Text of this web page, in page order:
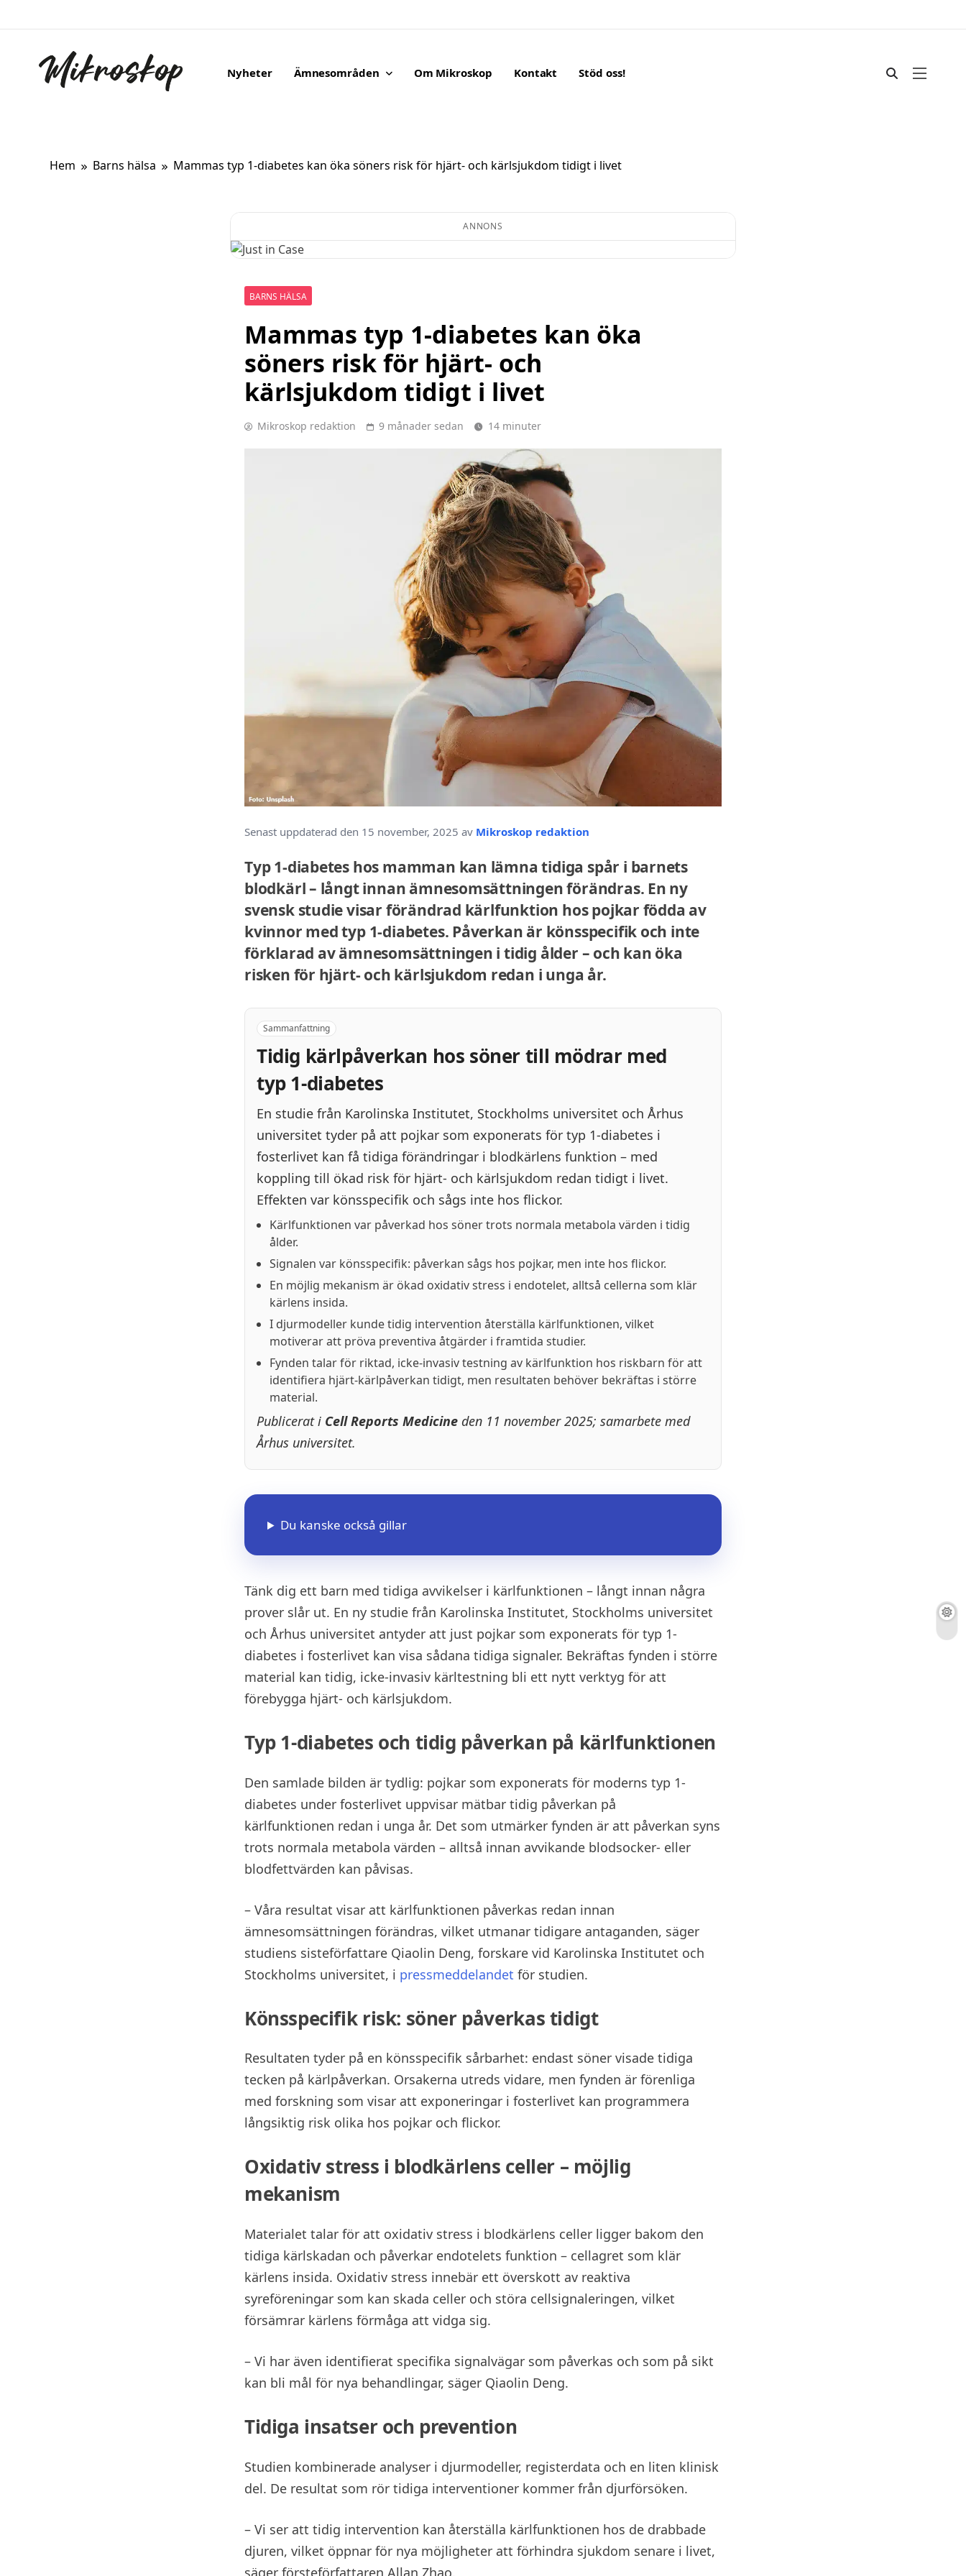
Nyheter Ämnesområden Om Mikroskop Kontakt Stöd oss!
Hem Barns hälsa Mammas typ 1-diabetes kan öka söners risk för hjärt- och kärlsjukdom tidigt i livet
ANNONS
BARNS HÄLSA
Mammas typ 1-diabetes kan öka
söners risk för hjärt- och
kärlsjukdom tidigt i livet
Mikroskop redaktion 9 månader sedan 14 minuter
Senast uppdaterad den 15 november, 2025 av Mikroskop redaktion
Typ 1-diabetes hos mamman kan lämna tidiga spår i barnets
blodkärl – långt innan ämnesomsättningen förändras. En ny
svensk studie visar förändrad kärlfunktion hos pojkar födda av
kvinnor med typ 1-diabetes. Påverkan är könsspecifik och inte
förklarad av ämnesomsättningen i tidig ålder – och kan öka
risken för hjärt- och kärlsjukdom redan i unga år.
Sammanfattning
Tidig kärlpåverkan hos söner till mödrar med
typ 1-diabetes
En studie från Karolinska Institutet, Stockholms universitet och Århus
universitet tyder på att pojkar som exponerats för typ 1-diabetes i
fosterlivet kan få tidiga förändringar i blodkärlens funktion – med
koppling till ökad risk för hjärt- och kärlsjukdom redan tidigt i livet.
Effekten var könsspecifik och sågs inte hos flickor.
Kärlfunktionen var påverkad hos söner trots normala metabola värden i tidig
ålder.
Signalen var könsspecifik: påverkan sågs hos pojkar, men inte hos flickor.
En möjlig mekanism är ökad oxidativ stress i endotelet, alltså cellerna som klär
kärlens insida.
I djurmodeller kunde tidig intervention återställa kärlfunktionen, vilket
motiverar att pröva preventiva åtgärder i framtida studier.
Fynden talar för riktad, icke-invasiv testning av kärlfunktion hos riskbarn för att
identifiera hjärt-kärlpåverkan tidigt, men resultaten behöver bekräftas i större
material.
Publicerat i Cell Reports Medicine den 11 november 2025; samarbete med
Århus universitet.
Du kanske också gillar
Tänk dig ett barn med tidiga avvikelser i kärlfunktionen – långt innan några
prover slår ut. En ny studie från Karolinska Institutet, Stockholms universitet
och Århus universitet antyder att just pojkar som exponerats för typ 1-
diabetes i fosterlivet kan visa sådana tidiga signaler. Bekräftas fynden i större
material kan tidig, icke-invasiv kärltestning bli ett nytt verktyg för att
förebygga hjärt- och kärlsjukdom.
Typ 1-diabetes och tidig påverkan på kärlfunktionen
Den samlade bilden är tydlig: pojkar som exponerats för moderns typ 1-
diabetes under fosterlivet uppvisar mätbar tidig påverkan på
kärlfunktionen redan i unga år. Det som utmärker fynden är att påverkan syns
trots normala metabola värden – alltså innan avvikande blodsocker- eller
blodfettvärden kan påvisas.
– Våra resultat visar att kärlfunktionen påverkas redan innan
ämnesomsättningen förändras, vilket utmanar tidigare antaganden, säger
studiens sisteförfattare Qiaolin Deng, forskare vid Karolinska Institutet och
Stockholms universitet, i pressmeddelandet för studien.
Könsspecifik risk: söner påverkas tidigt
Resultaten tyder på en könsspecifik sårbarhet: endast söner visade tidiga
tecken på kärlpåverkan. Orsakerna utreds vidare, men fynden är förenliga
med forskning som visar att exponeringar i fosterlivet kan programmera
långsiktig risk olika hos pojkar och flickor.
Oxidativ stress i blodkärlens celler – möjlig
mekanism
Materialet talar för att oxidativ stress i blodkärlens celler ligger bakom den
tidiga kärlskadan och påverkar endotelets funktion – cellagret som klär
kärlens insida. Oxidativ stress innebär ett överskott av reaktiva
syreföreningar som kan skada celler och störa cellsignaleringen, vilket
försämrar kärlens förmåga att vidga sig.
– Vi har även identifierat specifika signalvägar som påverkas och som på sikt
kan bli mål för nya behandlingar, säger Qiaolin Deng.
Tidiga insatser och prevention
Studien kombinerade analyser i djurmodeller, registerdata och en liten klinisk
del. De resultat som rör tidiga interventioner kommer från djurförsöken.
– Vi ser att tidig intervention kan återställa kärlfunktionen hos de drabbade
djuren, vilket öppnar för nya möjligheter att förhindra sjukdom senare i livet,
säger försteförfattaren Allan Zhao.